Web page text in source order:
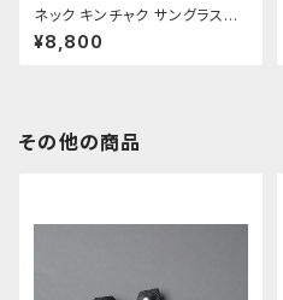
ネック キンチャク サングラスホ
ルダー □チノ ベージュ・カスタ
ーニョ□
¥8,800
その他の商品